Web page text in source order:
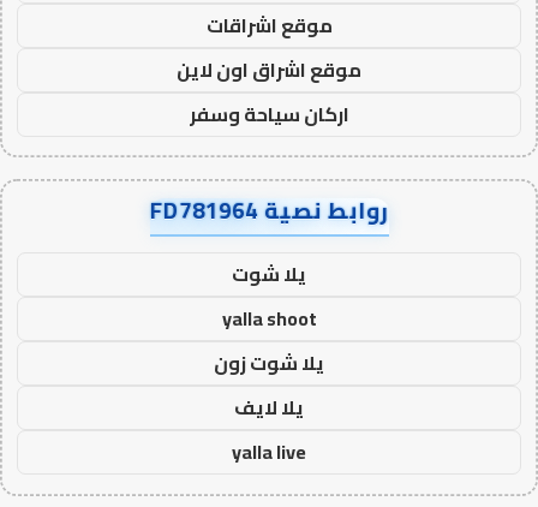
موقع اشراقات
موقع اشراق اون لاين
اركان سياحة وسفر
روابط نصية FD781964
يلا شوت
yalla shoot
يلا شوت زون
يلا لايف
yalla live